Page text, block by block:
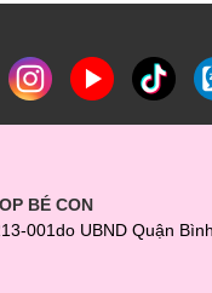
BÉ CON
001do UBND Quận